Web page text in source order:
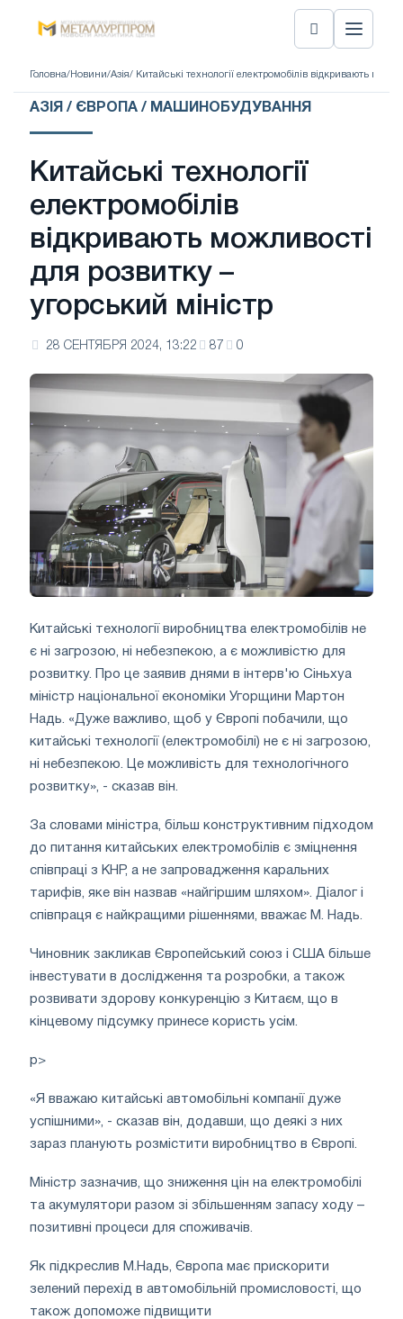
Головна/ Новини/Азія/ Китайські технології електромобілів відкривають
АЗІЯ / ЄВРОПА / МАШИНОБУДУВАННЯ
Китайські технології
електромобілів
відкривають можливості
для розвитку –
угорський міністр
28 СЕНТЯБРЯ 2024, 13:22 87 0
Китайські технології виробництва електромобілів не
є ні загрозою, ні небезпекою, а є можливістю для
розвитку. Про це заявив днями в інтерв'ю Сіньхуа
міністр національної економіки Угорщини Мартон
Надь. «Дуже важливо, щоб у Європі побачили, що
китайські технології (електромобілі) не є ні загрозою,
ні небезпекою. Це можливість для технологічного
розвитку», - сказав він.
За словами міністра, більш конструктивним підходом
до питання китайських електромобілів є зміцнення
співпраці з КНР, а не запровадження каральних
тарифів, яке він назвав «найгіршим шляхом». Діалог і
співпраця є найкращими рішеннями, вважає М. Надь.
Чиновник закликав Європейський союз і США більше
інвестувати в дослідження та розробки, а також
розвивати здорову конкуренцію з Китаєм, що в
кінцевому підсумку принесе користь усім.
p>
«Я вважаю китайські автомобільні компанії дуже
успішними», - сказав він, додавши, що деякі з них
зараз планують розмістити виробництво в Європі.
Міністр зазначив, що зниження цін на електромобілі
та акумулятори разом зі збільшенням запасу ходу –
позитивні процеси для споживачів.
Як підкреслив М.Надь, Європа має прискорити
зелений перехід в автомобільній промисловості, що
також допоможе підвищити